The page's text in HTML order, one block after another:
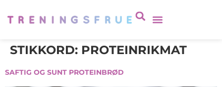
STIKKORD: PROTEINRIKMAT
SAFTIG OG SUNT PROTEINBRØD